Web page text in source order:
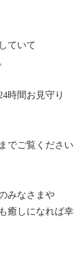
ていて
時間お見守り
でご覧ください
みなさまや
癒しになれば幸